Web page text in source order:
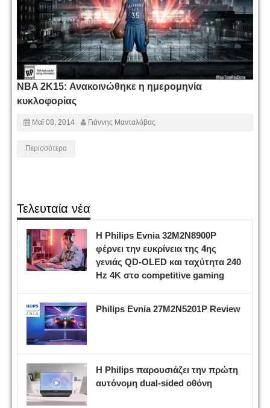
NBA 2K15: Ανακοινώθηκε η ημερομηνία
κυκλοφορίας
Μαΐ 08, 2014 Γιάννης Μανταλόβας
Περισσότερα
Τελευταία νέα
Η Philips Evnia 32M2N8900P
φέρνει την ευκρίνεια της 4ης
γενιάς QD-OLED και ταχύτητα 240
Hz 4K στο competitive gaming
Philips Evnia 27M2N5201P Review
Η Philips παρουσιάζει την πρώτη
αυτόνομη dual-sided οθόνη